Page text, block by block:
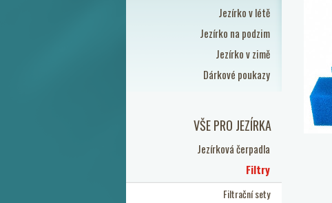
Jezírko v létě
Jezírko na podzim
Jezírko v zimě
Dárkové poukazy
VŠE PRO JEZÍRKA
Jezírková čerpadla
Filtry
Filtrační sety